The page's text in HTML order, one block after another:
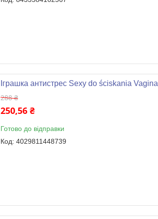
Іграшка антистрес Sexy do ściskania Vagina
288 ₴
250,56 ₴
Готово до відправки
4029811448739